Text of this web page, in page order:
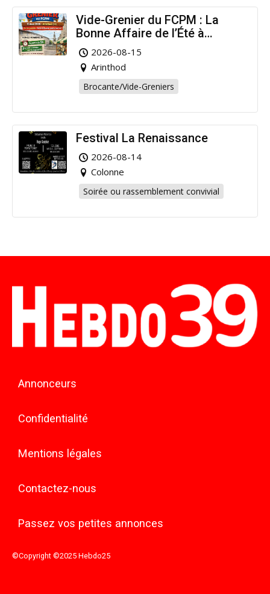
Vide-Grenier du FCPM : La
Bonne Affaire de l’Été à
Arinthod !
2026-08-15
Arinthod
Brocante/Vide-Greniers
Festival La Renaissance
2026-08-14
Colonne
Soirée ou rassemblement convivial